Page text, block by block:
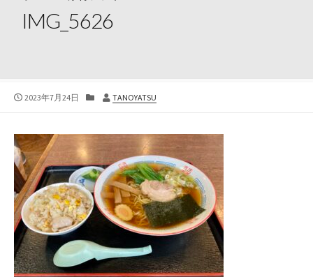
IMG_5626
公
2023年7月24日
カ
リ
投
TANOYATSU